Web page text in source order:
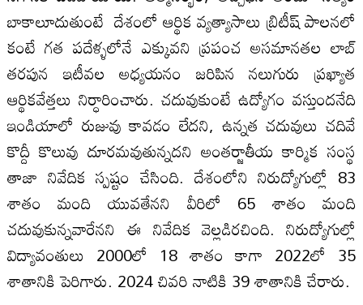
బాకాలూదుతుంటే దేశంలో ఆర్థిక వ్యత్యాసాలు బ్రిటీష్‌ పాలనలో
కంటే గత పదేళ్ళలోనే ఎక్కువని ప్రపంచ అసమానతల లాబ్‌
తరపున ఇటీవల అధ్యయనం జరిపిన నలుగురు ప్రఖ్యాత
ఆర్థికవేత్తలు నిర్ధారించారు. చదువుకుంటే ఉద్యోగం వస్తుందనేది
ఇండియాలో రుజువు కావడం లేదని, ఉన్నత చదువులు చదివే
కొద్దీ కొలువు దూరమవుతున్నదని అంతర్జాతీయ కార్మిక సంస్థ
తాజా నివేదిక స్పష్టం చేసింది. దేశంలోని నిరుద్యోగుల్లో 83
శాతం మంది యువతేనని వీరిలో 65 శాతం మంది
చదువుకున్నవారేనని ఈ నివేదిక వెల్లడిరచింది. నిరుద్యోగుల్లో
విద్యావంతులు 2000లో 18 శాతం కాగా 2022లో 35
శాతానికి పెరిగారు. 2024 చివరి నాటికి 39 శాతానికి చేరారు.